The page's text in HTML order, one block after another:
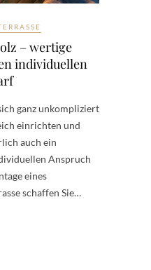
– wertige
individuellen
ganz unkompliziert
einrichten und
auch ein
Anspruch
eines
schaffen Sie…